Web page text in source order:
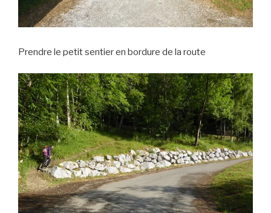
Prendre le petit sentier en bordure de la route